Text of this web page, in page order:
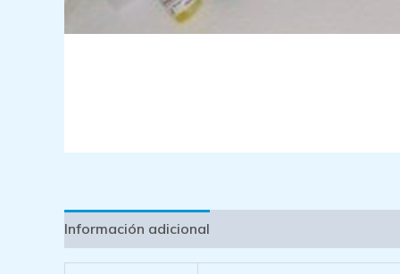
Información adicional